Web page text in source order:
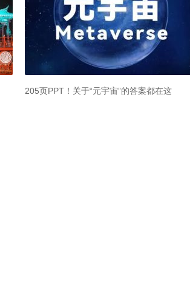
法海寺“顶级壁画”动起来了！沉浸式欣赏，保
我能想到最浪漫的事，就是和你共享一片星空